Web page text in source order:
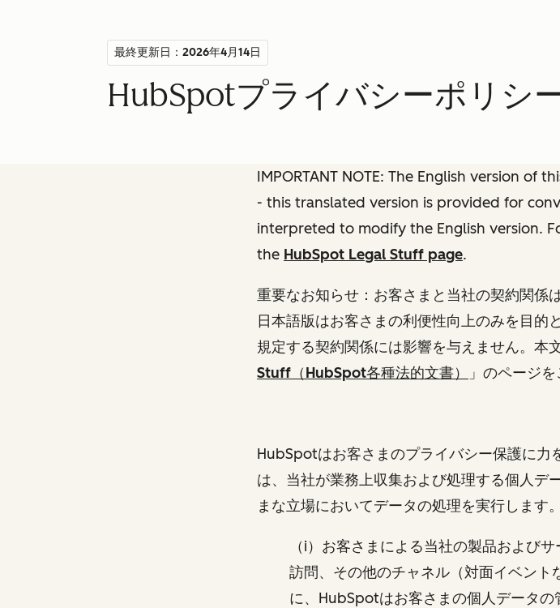
最終更新日：2026年4月14日
HubSpotプライバシーポリシ
IMPORTANT NOTE: The English version
- this translated version is provided for
interpreted to modify the English version.
the HubSpot Legal Stuff page.
重要なお知らせ：お客さまと当社の契約関係
日本語版はお客さまの利便性向上のみを目的
規定する契約関係には影響を与えません。本
Stuff（HubSpot各種法的文書）
」 のページを
HubSpotはお客さまのプライバシー保護に力
は、当社が業務上収集および処理する個人
まな立場においてデータの処理を実行します。
（i）お客さまによる当社の製品および
訪問、その他のチャネル（対面イベン
に、HubSpotはお客さまの個人データ